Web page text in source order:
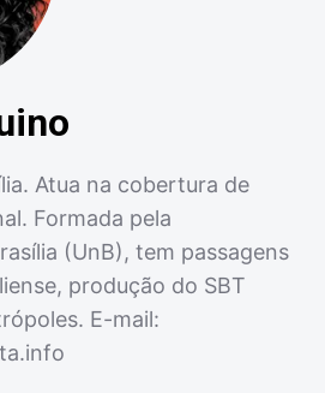
Atua na cobertura de
Formada pela
(UnB), tem passagens
produção do SBT
E-mail: